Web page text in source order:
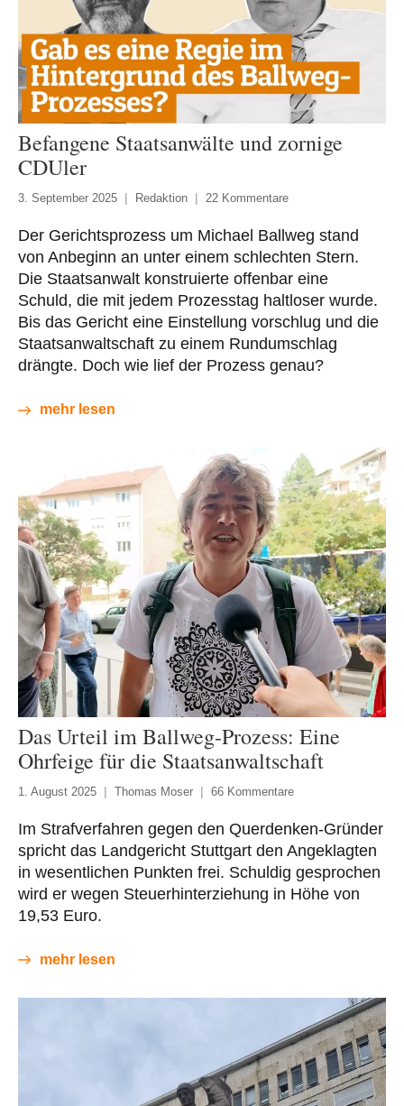
Befangene Staatsanwälte und zornige
CDUler
3. September 2025 Redaktion 22 Kommentare
Der Gerichtsprozess um Michael Ballweg stand
von Anbeginn an unter einem schlechten Stern.
Die Staatsanwalt konstruierte offenbar eine
Schuld, die mit jedem Prozesstag haltloser wurde.
Bis das Gericht eine Einstellung vorschlug und die
Staatsanwaltschaft zu einem Rundumschlag
drängte. Doch wie lief der Prozess genau?
mehr lesen
Das Urteil im Ballweg-Prozess: Eine
Ohrfeige für die Staatsanwaltschaft
1. August 2025 Thomas Moser 66 Kommentare
Im Strafverfahren gegen den Querdenken-Gründer
spricht das Landgericht Stuttgart den Angeklagten
in wesentlichen Punkten frei. Schuldig gesprochen
wird er wegen Steuerhinterziehung in Höhe von
19,53 Euro.
mehr lesen